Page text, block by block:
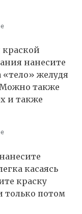
нанесите
желудя
также
и также
касаясь
краску
только потом